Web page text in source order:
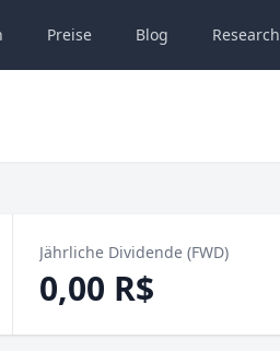
Preise Blog Research
Jährliche Dividende (FWD)
0,00 R$